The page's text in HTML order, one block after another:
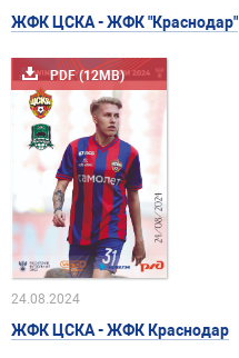
ЖФК ЦСКА - ЖФК "Краснодар"
PDF (12MB)
24.08.2024
ЖФК ЦСКА - ЖФК Краснодар